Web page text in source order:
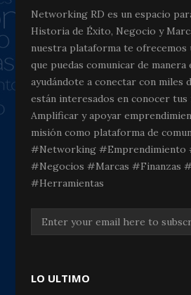
Networking RD es un espacio
Historia de Éxito, Negocio y
nuestra plataforma te ofrecemos
que puedas comunicar de
ayudándote a conectar con miles
están interesados en conocer tus
Amplificar y apoyar
misión como plataforma de
#Networking #Emprendimiento
#Negocios #Marcas #Finanzas
#Herramientas
LO ULTIMO